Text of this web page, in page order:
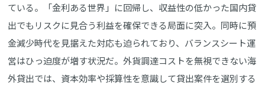
ている。「金利ある世界」に回帰し、収益性の低かった国内貸
出でもリスクに見合う利益を確保できる局面に突入。同時に預
金減少時代を見据えた対応も迫られており、バランスシート運
営はひっ迫度が増す状況だ。外貨調達コストを無視できない海
外貸出では、資本効率や採算性を意識して貸出案件を選別する